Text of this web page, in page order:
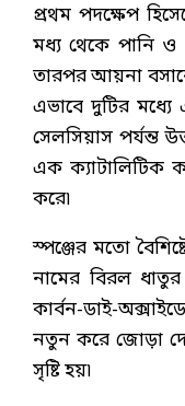
প্রথম পদক্ষেপ
মধ্য থেকে পানি ও
তারপর আয়না
এভাবে দুটির মধ্যে
সেলসিয়াস পর্যন্ত
এক ক্যাটালিটিক
করে৷
স্পঞ্জের মতো
নামের বিরল
কার্বন-ডাই-
নতুন করে জোড়া
সৃষ্টি হয়৷